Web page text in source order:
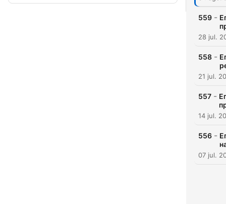
559 -
28 jul.
558 -
21 jul.
557 -
14 jul.
556 -
07 jul.